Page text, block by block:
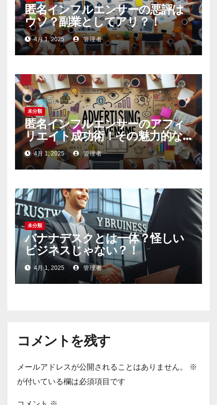
匿名インフルエンサーの悪評は
ウソ？副業としてアリ？！
4月 1, 2025 管理者
未分類
匿名インフルエンサーのアフィ
リエイト成功術！その魅力的な
内容の作り方とは
4月 1, 2025 管理者
未分類
バナナデスクとは一体？怪しい
ビジネスじゃない？！
4月 1, 2025 管理者
コメントを残す
メールアドレスが公開されることはありません。
※
が付いている欄は必須項目です